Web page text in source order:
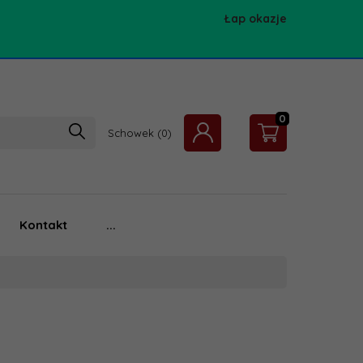
Łap okazje
Schowek
0
Kontakt ...